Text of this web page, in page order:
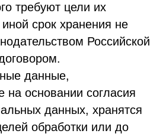
требуют цели их
срок хранения не
Российской
данные,
основании согласия
данных, хранятся
обработки или до